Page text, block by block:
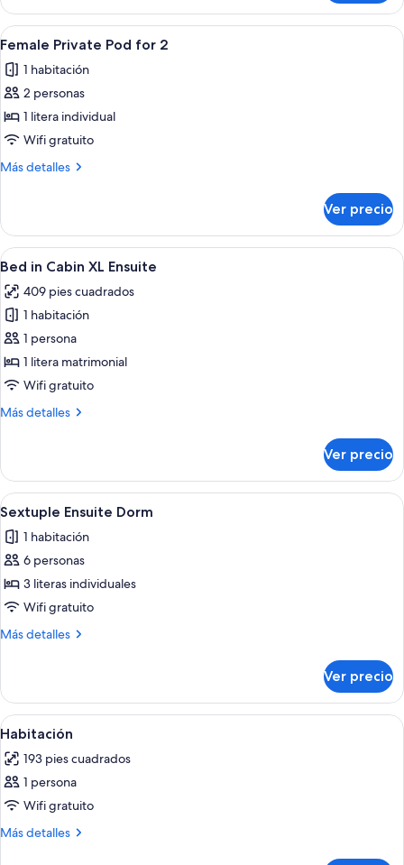
Street
View
Ensuite
Abrir
todas
las
fotos
de
Female
Private
2
Un pasillo estrecho con un muro
6
Female Private Pod for 2
1 habitación
2 personas
1 litera individual
Wifi gratuito
Más detalles
Más
Private
Pod
for
Ver precio
Abrir
todas
las
fotos
de
Bed
in
XL
Una habitación con literas, un
9
Bed in Cabin XL Ensuite
409 pies cuadrados
1 habitación
1 persona
1 litera matrimonial
Wifi gratuito
Más detalles
Más
in
Cabin
XL
Ensuite
Ver precio
Abrir
todas
las
fotos
de
Sextuple
Ensuite
Un pasillo estrecho con una pared
5
Sextuple Ensuite Dorm
1 habitación
6 personas
3 literas individuales
Wifi gratuito
Más detalles
Más
Ensuite
Dorm
Ver precio
Abrir
todas
las
fotos
de
Habitación
3
Habitación
193 pies cuadrados
1 persona
Wifi gratuito
Más detalles
Más